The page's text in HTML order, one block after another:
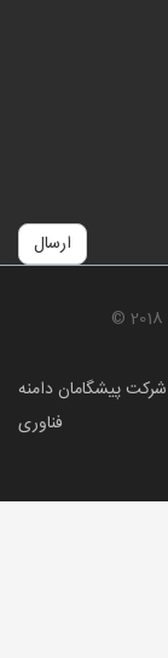
ارسال
© 2018
شرکت پیشگامان دامنه
فناوری